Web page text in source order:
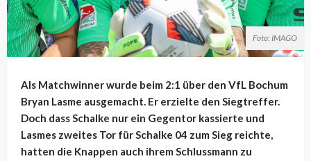
Foto: IMAGO
Als Matchwinner wurde beim 2:1 über den VfL Bochum
Bryan Lasme ausgemacht. Er erzielte den Siegtreffer.
Doch dass Schalke nur ein Gegentor kassierte und
Lasmes zweites Tor für Schalke 04 zum Sieg reichte,
hatten die Knappen auch ihrem Schlussmann zu